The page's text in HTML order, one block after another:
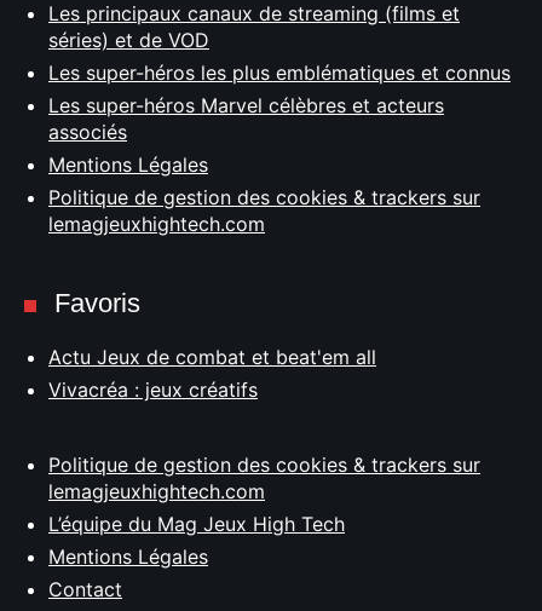
Les principaux canaux de streaming (films et
séries) et de VOD
Les super-héros les plus emblématiques et connus
Les super-héros Marvel célèbres et acteurs
associés
Mentions Légales
Politique de gestion des cookies & trackers sur
lemagjeuxhightech.com
Favoris
Actu Jeux de combat et beat'em all
Vivacréa : jeux créatifs
Politique de gestion des cookies & trackers sur
lemagjeuxhightech.com
L’équipe du Mag Jeux High Tech
Mentions Légales
Contact